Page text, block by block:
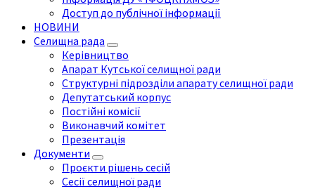
Доступ до публічної інформації
НОВИНИ
Селищна рада
Керівництво
Апарат Кутської селищної ради
Структурні підрозділи апарату селищної ради
Депутатський корпус
Постійні комісії
Виконавчий комітет
Презентація
Документи
Проєкти рішень сесій
Сесії селищної ради